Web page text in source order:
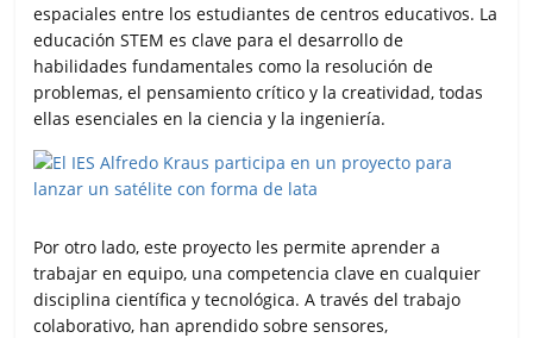
espaciales entre los estudiantes de centros educativos. La
educación STEM es clave para el desarrollo de
habilidades fundamentales como la resolución de
problemas, el pensamiento crítico y la creatividad, todas
ellas esenciales en la ciencia y la ingeniería.
Por otro lado, este proyecto les permite aprender a
trabajar en equipo, una competencia clave en cualquier
disciplina científica y tecnológica. A través del trabajo
colaborativo, han aprendido sobre sensores,